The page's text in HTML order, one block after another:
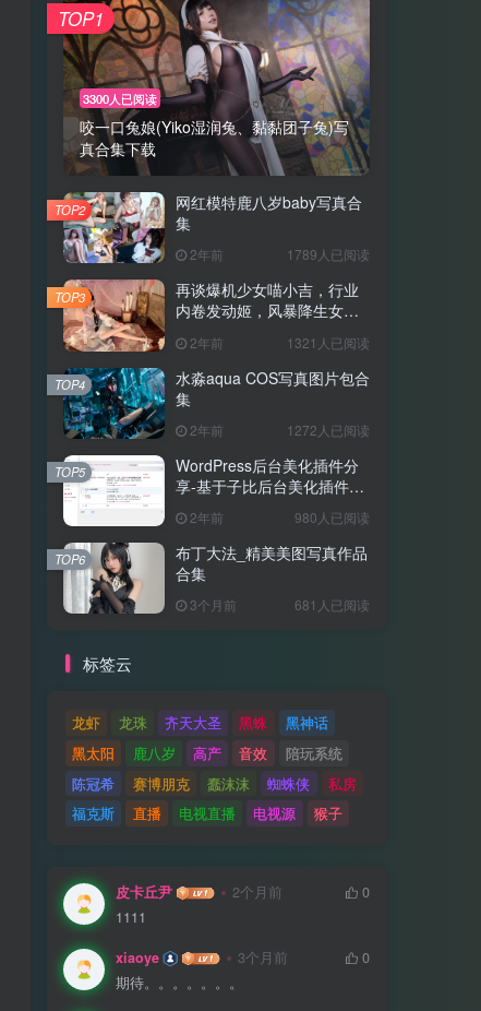
3300人已阅读
咬一口兔娘(Yiko湿润兔、黏黏团子兔)写
真合集下载
TOP1
网红模特鹿八岁baby写真合
集
2年前 1789人已阅读
TOP2
再谈爆机少女喵小吉，行业
内卷发动姬，风暴降生女菩
2年前 1321人已阅读
TOP3
水淼aqua COS写真图片包合
集
2年前 1272人已阅读
TOP4
WordPress后台美化插件分
享-基于子比后台美化插件修
2年前 980人已阅读
TOP5
布丁大法_精美美图写真作品
合集
3个月前 681人已阅读
TOP6
标签云
龙虾 龙珠 齐天大圣 黑蛛
黑神话
黑太阳
鹿八岁 高产 音效
陪玩系统
陈冠希
赛博朋克 蠢沫沫 蜘蛛侠
私房
福克斯
直播 电视直播 电视源 猴子
皮卡丘尹 2个月前
0
1111
xiaoye 3个月前
0
期待。。。。。。。